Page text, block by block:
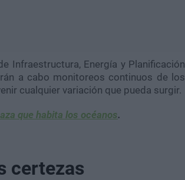
Infraestructura, Energía y Planificación
a cabo monitoreos continuos de los
cualquier variación que pueda surgir.
que habita los océanos.
certezas